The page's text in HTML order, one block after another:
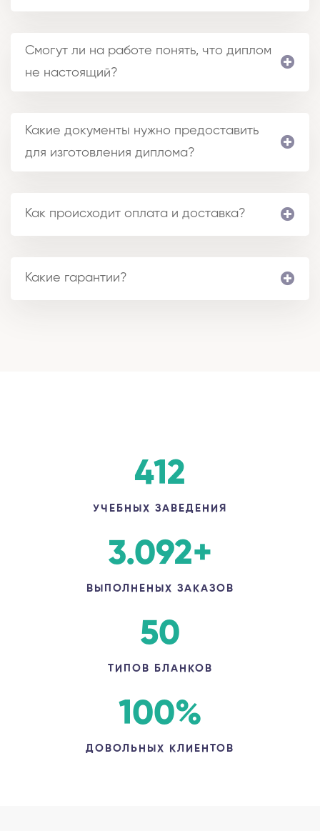
Смогут ли на работе понять, что диплом
не настоящий?
Какие документы нужно предоставить
для изготовления диплома?
Как происходит оплата и доставка?
Какие гарантии?
412
УЧЕБНЫХ ЗАВЕДЕНИЯ
3.092+
ВЫПОЛНЕНЫХ ЗАКАЗОВ
50
ТИПОВ БЛАНКОВ
100%
ДОВОЛЬНЫХ КЛИЕНТОВ